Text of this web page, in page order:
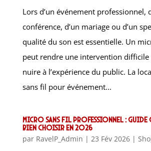
Lors d’un événement professionnel,
conférence, d’un mariage ou d’un
qualité du son est essentielle. Un
peut rendre une intervention difficile
nuire à l’expérience du public. La
sans fil pour événement...
Micro sans fil professionnel : guide
bien choisir en 2026
par RavelP_Admin | 23 Fév 2026|